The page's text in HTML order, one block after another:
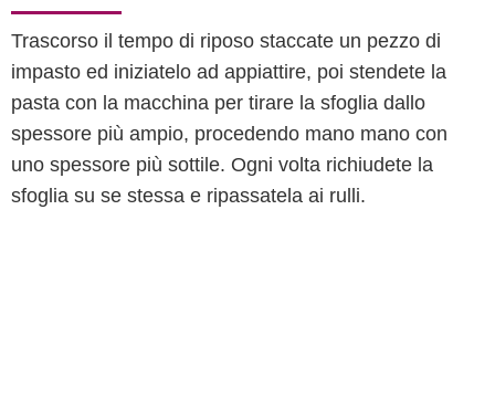
Trascorso il tempo di riposo staccate un pezzo di
impasto ed iniziatelo ad appiattire, poi stendete la
pasta con la macchina per tirare la sfoglia dallo
spessore più ampio, procedendo mano mano con
uno spessore più sottile. Ogni volta richiudete la
sfoglia su se stessa e ripassatela ai rulli.